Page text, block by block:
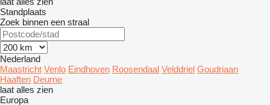
Standplaats
Zoek binnen een straal
Nederland
Maastricht Venlo Eindhoven Roosendaal Velddriel Goudriaan
Haaften Deurne
laat alles zien
Europa